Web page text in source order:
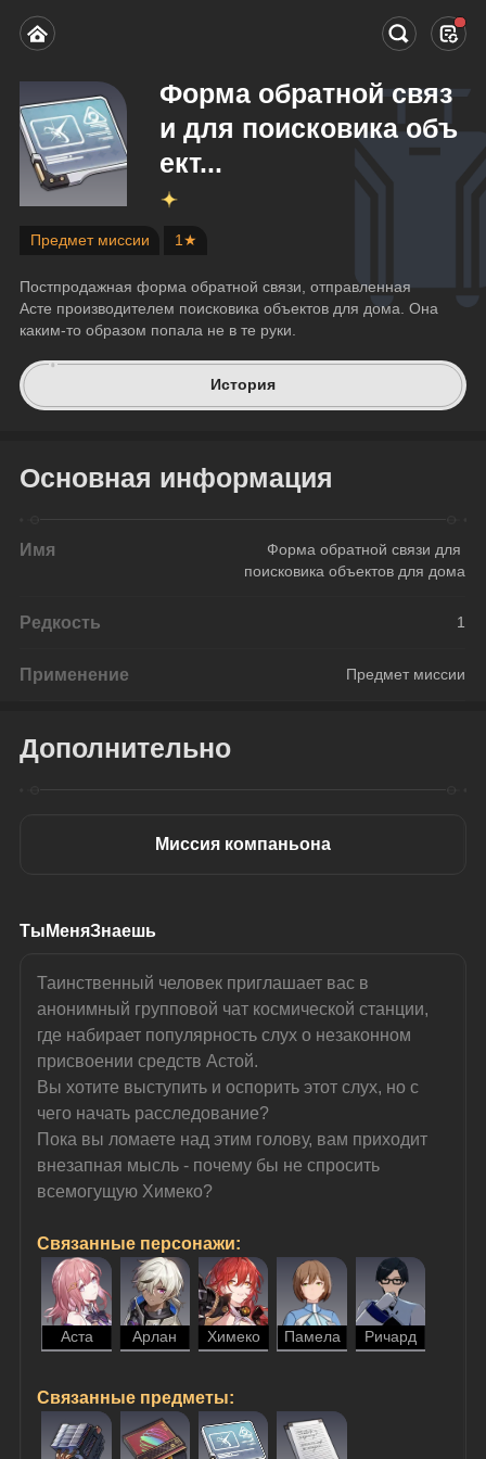
Форма обратной связ
и для поисковика объ
ект...
Предмет миссии 1★
Постпродажная форма обратной связи, отправленная
Асте производителем поисковика объектов для дома. Она
каким-то образом попала не в те руки.
История
Основная информация
Имя
Форма обратной связи для
поисковика объектов для дома
Редкость 1
Применение Предмет миссии
Дополнительно
Миссия компаньона
ТыМеняЗнаешь
Таинственный человек приглашает вас в
анонимный групповой чат космической станции,
где набирает популярность слух о незаконном
присвоении средств Астой.
Вы хотите выступить и оспорить этот слух, но с
чего начать расследование?
Пока вы ломаете над этим голову, вам приходит
внезапная мысль - почему бы не спросить
всемогущую Химеко?
Связанные персонажи:
Аста Арлан Химеко Памела Ричард
Связанные предметы: